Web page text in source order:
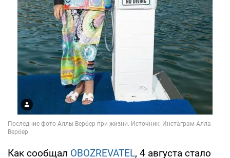
Как сообщал OBOZREVATEL, 4 августа стало